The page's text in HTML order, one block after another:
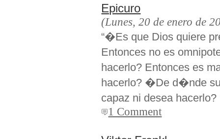
Epicuro
(Lunes, 20 de enero de
“�Es que Dios quiere
Entonces no es
hacerlo? Entonces es
hacerlo? �De d�nde
capaz ni desea
1 Comment